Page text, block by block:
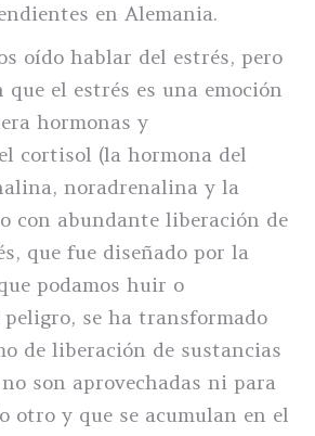
en Alemania.
oído hablar del estrés, pero
el estrés es una emoción
hormonas y
cortisol (la hormona del
noradrenalina y la
con abundante liberación de
que fue diseñado por la
podamos huir o
se ha transformado
de liberación de sustancias
son aprovechadas ni para
otro y que se acumulan en el